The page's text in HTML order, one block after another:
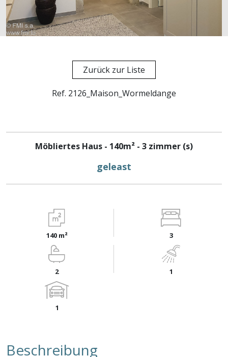
Zurück zur Liste
Ref. 2126_Maison_Wormeldange
Möbliertes Haus - 140m² - 3 zimmer (s)
geleast
140 m² 3
2 1
1
Beschreibung